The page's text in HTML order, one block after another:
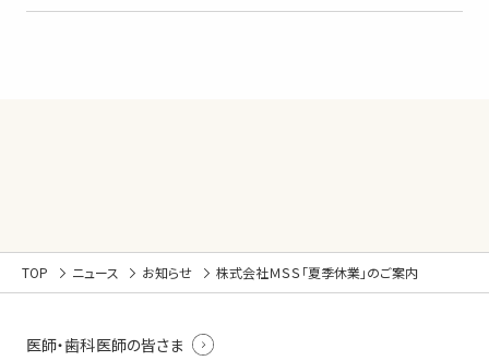
TOP ニュース お知らせ 株式会社ＭＳＳ「夏季休業」のご案内
医師・歯科医師の皆さま